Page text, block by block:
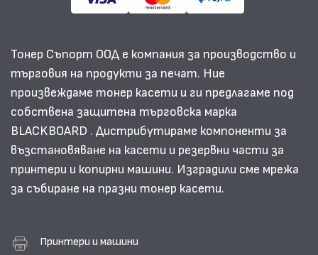
Тонер Съпорт ООД е компания за производство и
търговия на продукти за печат. Ние
произвеждаме тонер касети и ги предлагаме под
собствена защитена търговска марка
BLACKBOARD . Дистрибутираме компоненти за
възстановяване на касети и резервни части за
принтери и копирни машини. Изградили сме мрежа
за събиране на празни тонер касети.
Принтери и машини